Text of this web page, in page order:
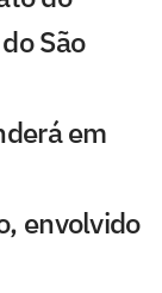
São
em
envolvido